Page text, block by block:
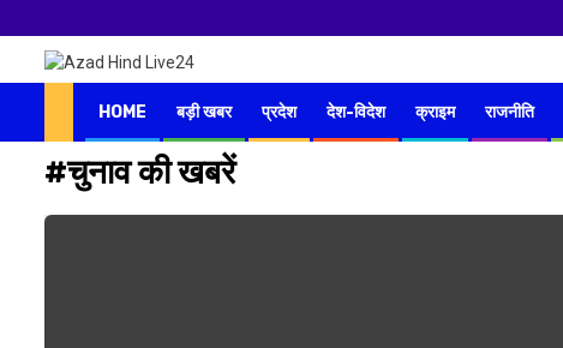
HOME बड़ी खबर प्रदेश देश-विदेश क्राइम राजनीति
#चुनाव की खबरें